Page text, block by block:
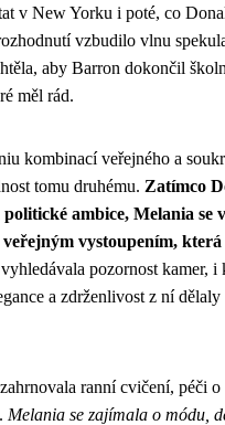
v New Yorku i poté, co
vzbudilo vlnu
aby Barron dokončil
měl rád.
kombinací veřejného a
tomu druhému. Zatímco
ambice, Melania se
vystoupením,
pozornost kamer,
a zdrženlivost z ní
ranní cvičení, péči
Melania se zajímala o módu,